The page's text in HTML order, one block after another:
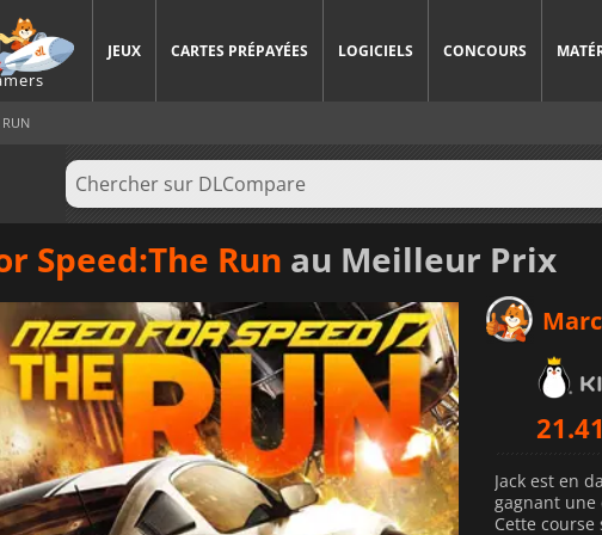
JEUX CARTES PRÉPAYÉES LOGICIELS CONCOURS
RUN
Speed:The Run au Meilleur Prix
Jack est en
gagnant une
Cette course